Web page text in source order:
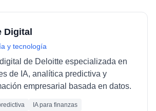
Digital
y tecnología
de Deloitte especializada en
de IA, analítica predictiva y
empresarial basada en datos.
IA para finanzas